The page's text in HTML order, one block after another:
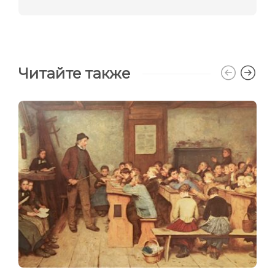
Читайте также